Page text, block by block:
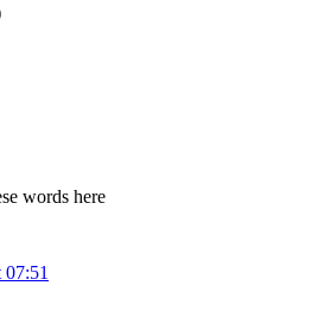
words here
07:51